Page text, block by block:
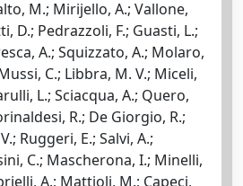
M.; Mirijello, A.; Vallone,
D.; Pedrazzoli, F.; Guasti, L.;
A.; Squizzato, A.; Molaro,
C.; Libbra, M. V.; Miceli,
L.; Sciacqua, A.; Quero,
R.; De Giorgio, R.;
Ruggeri, E.; Salvi, A.;
C.; Mascherona, I.; Minelli,
A.; Mattioli, M.; Capeci,